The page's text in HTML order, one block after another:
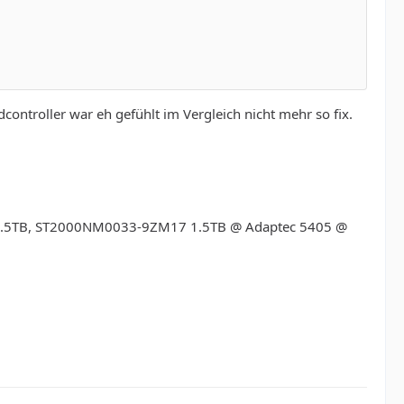
war eh gefühlt im Vergleich nicht mehr so fix.
ST2000NM0033-9ZM17 1.5TB @ Adaptec 5405 @